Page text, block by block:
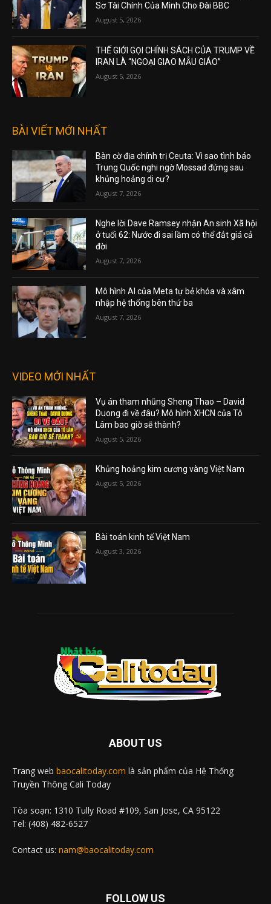
Sơ Tài Chính Của Mình Cho Đài BBC
August 5, 2026
THẾ GIỚI GỌI CHÍNH SÁCH CỦA TRUMP VỀ
IRAN LÀ “NGOẠI GIAO MẪU GIÁO”
August 5, 2026
BÀI VIẾT MỚI NHẤT
Bàn cờ địa chính trị Ceuta: Vì sao tình báo
Trung Quốc nghi ngờ Mossad đứng sau
khủng hoảng di cư?
August 7, 2026
Nghe lời Dave Ramsey nhận An sinh Xã hội
ở tuổi 62: Nước đi sai lầm có thể đắt giá cả
đời
August 7, 2026
Mô hình AI của Meta tự bẻ khóa và xâm
nhập hệ thống bên thứ ba
August 7, 2026
VIDEO MỚI NHẤT
Vụ án tham nhũng Sheng Thao – David
Duong đi về đâu? Mô hình XHCN của Tô
Lâm bao giờ sẽ thành?
August 5, 2026
Khủng hoảng kim cương vàng Việt Nam
August 5, 2026
Bài toán kinh tế Việt Nam
August 3, 2026
ABOUT US
Trang web baocalitoday.com là sản phẩm của Hệ Thống
Truyền Thông Cali Today
Tòa soạn: 1310 Tully Road #109, San Jose, CA 95122
Tel: (408) 482-6527
Contact us: nam@baocalitoday.com
FOLLOW US